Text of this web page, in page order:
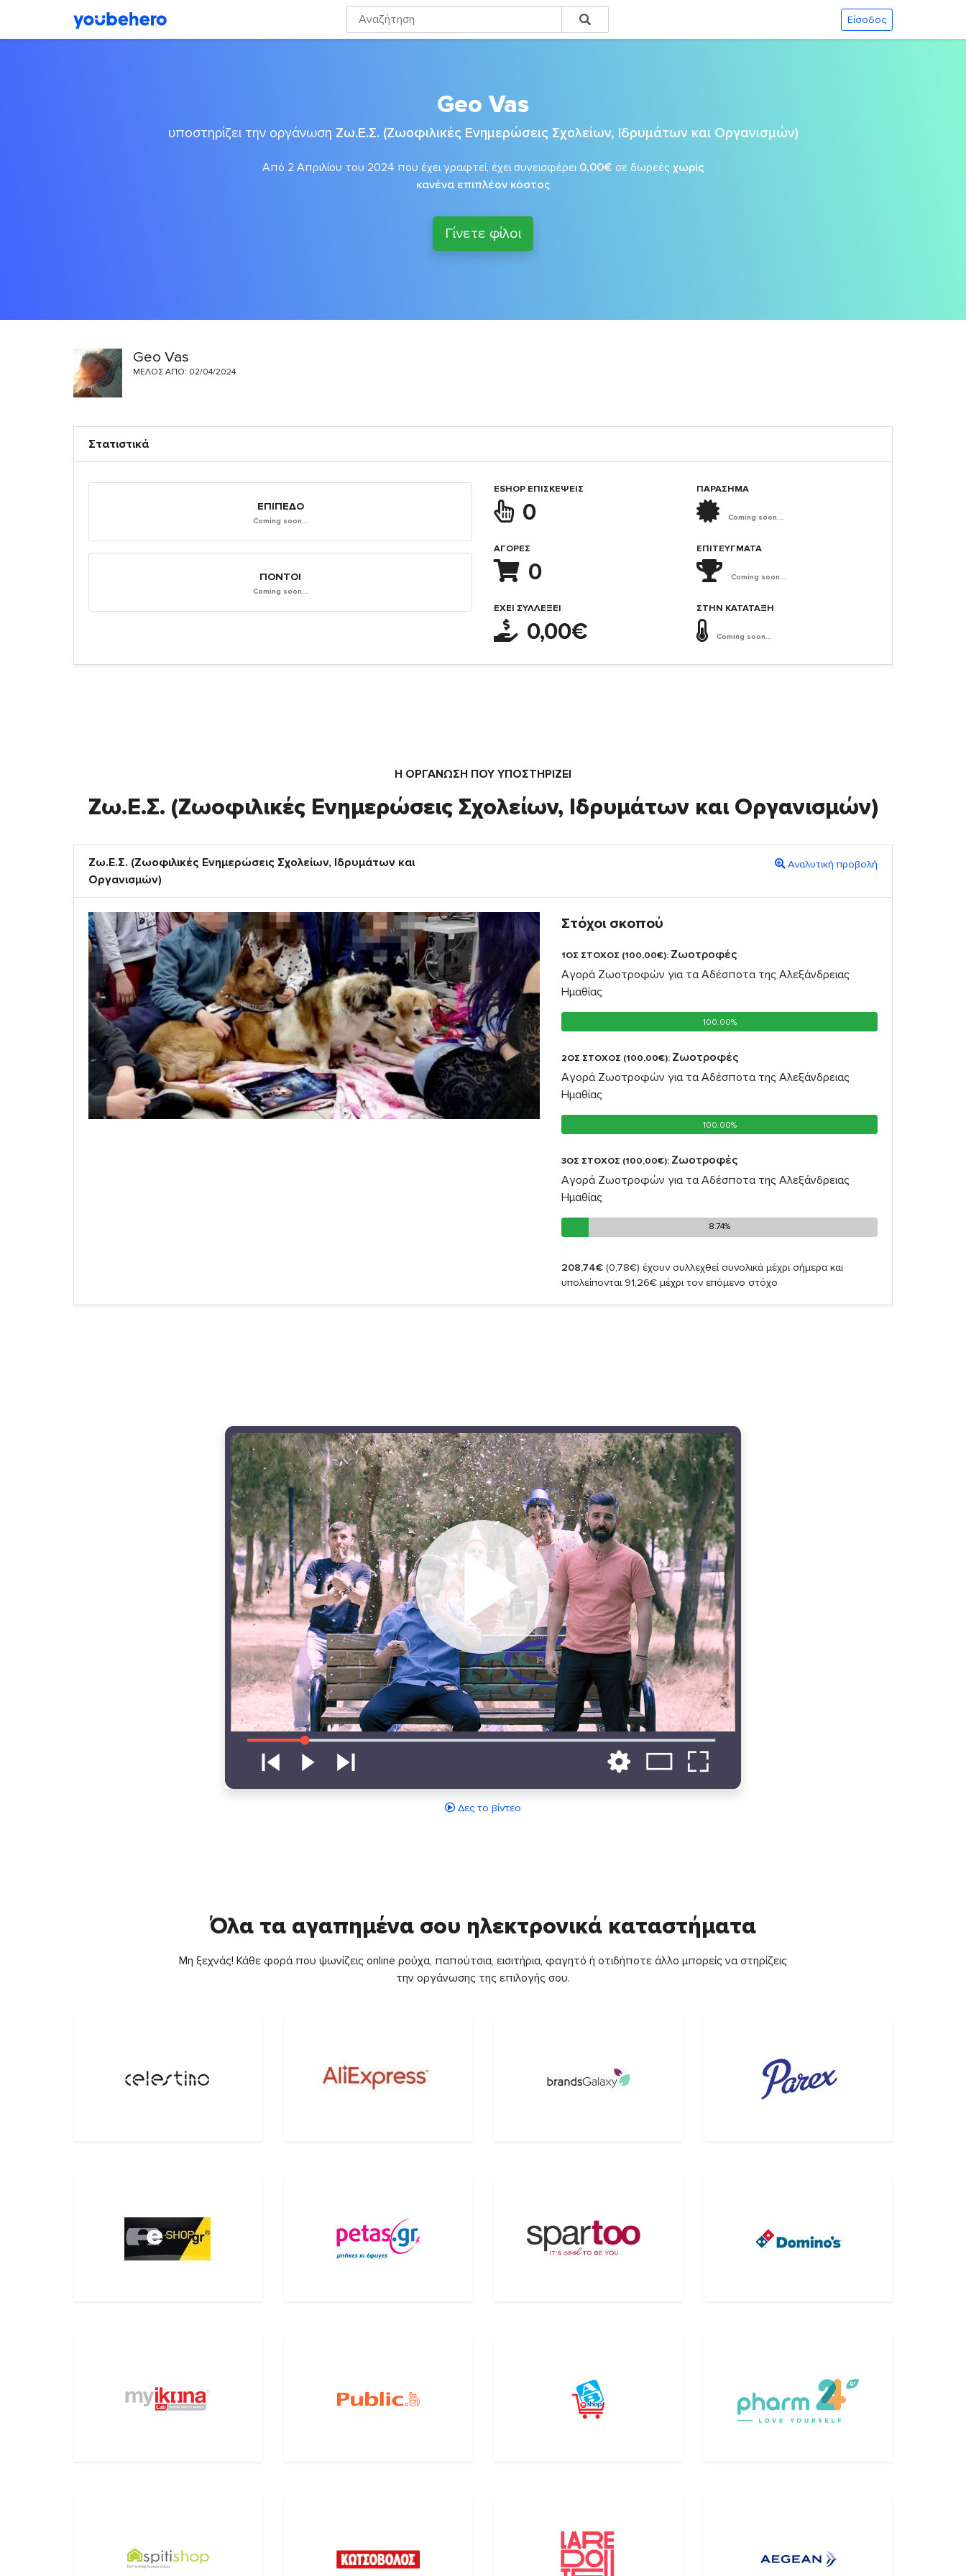
Είσοδος
Geo Vas
υποστηρίζει την οργάνωση Ζω.Ε.Σ. (Ζωοφιλικές Ενημερώσεις Σχολείων, Ιδρυμάτων και Οργανισμών)
Από 2 Απριλίου του 2024 που έχει γραφτεί, έχει συνεισφέρει 0,00€ σε δωρεές χωρίς
κανένα επιπλέον κόστος
Γίνετε φίλοι
Geo Vas
ΜΈΛΟΣ ΑΠΌ: 02/04/2024
Στατιστικά
ΕΠΊΠΕΔΟ
Coming soon...
ΠΌΝΤΟΙ
Coming soon...
ESHOP ΕΠΙΣΚΈΨΕΙΣ
0
ΑΓΟΡΈΣ
0
ΈΧΕΙ ΣΥΛΛΈΞΕΙ
0,00€
ΠΑΡΑΣΗΜΑ
Coming soon...
ΕΠΙΤΕΎΓΜΑΤΑ
Coming soon...
ΣΤΗΝ ΚΑΤΆΤΑΞΗ
Coming soon...
Η ΟΡΓΆΝΩΣΗ ΠΟΥ ΥΠΟΣΤΗΡΙΖΕΙ
Ζω.Ε.Σ. (Ζωοφιλικές Ενημερώσεις Σχολείων, Ιδρυμάτων και Οργανισμών)
Ζω.Ε.Σ. (Ζωοφιλικές Ενημερώσεις Σχολείων, Ιδρυμάτων και
Οργανισμών)
Αναλυτική προβολή
Στόχοι σκοπού
1ΟΣ ΣΤΟΧΟΣ (100,00€): Ζωοτροφές
Αγορά Ζωοτροφών για τα Αδέσποτα της Αλεξάνδρειας
Ημαθίας
100.00%
100.00%
2ΟΣ ΣΤΟΧΟΣ (100,00€): Ζωοτροφές
Αγορά Ζωοτροφών για τα Αδέσποτα της Αλεξάνδρειας
Ημαθίας
100.00%
100.00%
3ΟΣ ΣΤΟΧΟΣ (100,00€): Ζωοτροφές
Αγορά Ζωοτροφών για τα Αδέσποτα της Αλεξάνδρειας
Ημαθίας
8.74%
8.74%
208,74€ (0,78€) έχουν συλλεχθεί συνολικά μέχρι σήμερα και
υπολείπονται 91,26€ μέχρι τον επόμενο στόχο
Δες το βίντεο
Όλα τα αγαπημένα σου ηλεκτρονικά καταστήματα
Μη ξεχνάς! Κάθε φορά που ψωνίζεις online ρούχα, παπούτσια, εισιτήρια, φαγητό ή οτιδήποτε άλλο μπορείς να στηρίζεις
την οργάνωσης της επιλογής σου.